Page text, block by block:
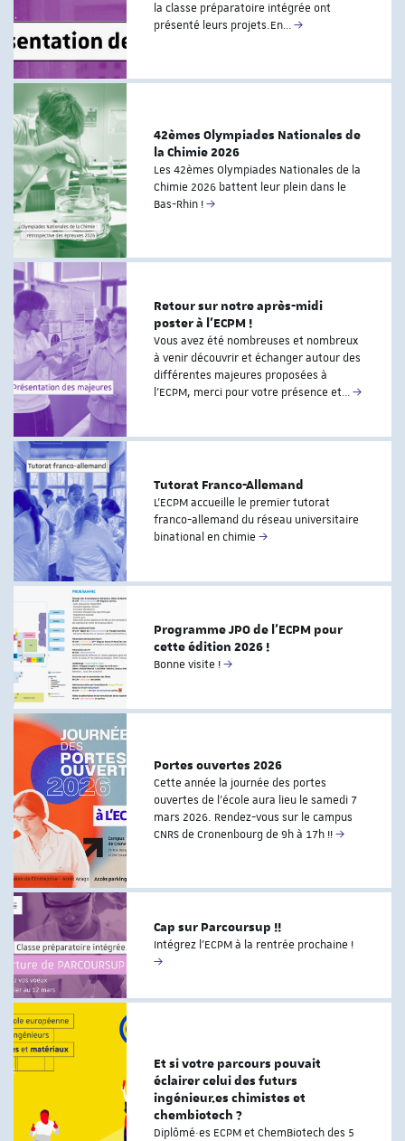
la classe préparatoire intégrée ont
présenté leurs projets.En…
42èmes Olympiades Nationales de
la Chimie 2026
Les 42èmes Olympiades Nationales de la
Chimie 2026 battent leur plein dans le
Bas-Rhin !
Retour sur notre après-midi
poster à l’ECPM !
Vous avez été nombreuses et nombreux
à venir découvrir et échanger autour des
différentes majeures proposées à
l’ECPM, merci pour votre présence et…
Tutorat Franco-Allemand
L’ECPM accueille le premier tutorat
franco-allemand du réseau universitaire
binational en chimie
Programme JPO de l'ECPM pour
cette édition 2026 !
Bonne visite !
Portes ouvertes 2026
Cette année la journée des portes
ouvertes de l'école aura lieu le samedi 7
mars 2026. Rendez-vous sur le campus
CNRS de Cronenbourg de 9h à 17h !!
Cap sur Parcoursup !!
Intégrez l'ECPM à la rentrée prochaine !
Et si votre parcours pouvait
éclairer celui des futurs
ingénieur.es chimistes et
chembiotech ?
Diplômé·es ECPM et ChemBiotech des 5